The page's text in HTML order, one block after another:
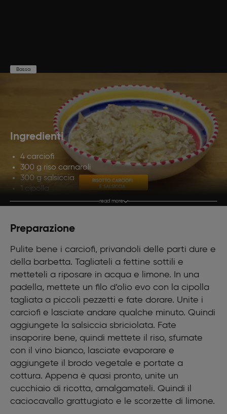
Bassa
Cottura
30' 4
Ingredienti
4 carciofi
300 g riso carnaroli
300 g salsiccia
1 cipolla
1 bicchiere di vino bianco
50 g di caciocavallo grattugiato
La scorza di un limone
Succo di limone
Sale
Pepe
read more
Preparazione
Pulite bene i carciofi, privandoli delle parti dure e
della barbetta. Tagliateli a fettine sottili e
metteteli a riposare in acqua e limone. In una
padella, mettete un filo d’olio evo con la cipolla
tagliata a piccoli pezzetti e fate dorare. Unite i
carciofi e lasciate andare qualche minuto. Quindi
aggiungete la salsiccia sbriciolata. Fate
insaporire bene, quindi mettete il riso, sfumate
con il vino bianco, lasciate evaporare e
aggiungete il brodo vegetale e portate a
cottura. Appena è quasi pronto, unite un
cucchiaio di ricotta, amalgamateli. Quindi il
caciocavallo grattugiato e le scorzette di limone.